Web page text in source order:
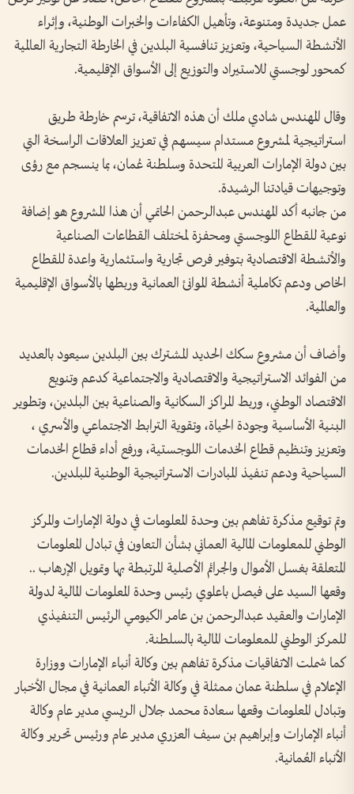
عمل جديدة ومتنوعة، وتأهيل الكفاءات والخبرات الوطنية، وإثراء
الأنشطة السياحية، وتعزيز تنافسية البلدين في الخارطة التجارية العالمية
كمحور لوجستي للاستيراد والتوزيع إلى الأسواق الإقليمية.
وقال المهندس شادي ملك أن هذه الاتفاقية، ترسم خارطة طريق
استراتيجية لمشروع مستدام سيسهم في تعزيز العلاقات الراسخة التي
بين دولة الإمارات العربية المتحدة وسلطنة عُمان، بما ينسجم مع رؤى
وتوجيهات قيادتنا الرشيدة.
من جانبه أكد المهندس عبدالرحمن الحاتمي أن هذا المشروع هو إضافة
نوعية للقطاع اللوجستي ومحفزة لمختلف القطاعات الصناعية
والأنشطة الاقتصادية بتوفير فرص تجارية واستثمارية واعدة للقطاع
الخاص ودعم تكاملية أنشطة الموانئ العمانية وربطها بالأسواق الإقليمية
والعالمية.
وأضاف أن مشروع سكك الحديد المشترك بين البلدين سيعود بالعديد
من الفوائد الاستراتيجية والاقتصادية والاجتماعية كدعم وتنويع
الاقتصاد الوطني، وربط المراكز السكانية والصناعية بين البلدين، وتطوير
البنية الأساسية وجودة الحياة، وتقوية الترابط الاجتماعي والأسري ،
وتعزيز وتنظيم قطاع الخدمات اللوجستية، ورفع أداء قطاع الخدمات
السياحية ودعم تنفيذ المبادرات الاستراتيجية الوطنية للبلدين.
وتم توقيع مذكرة تفاهم بين وحدة المعلومات في دولة الإمارات والمركز
الوطني للمعلومات المالية العماني بشأن التعاون في تبادل المعلومات
المتعلقة بغسل الأموال والجرائم الأصلية المرتبطة بها وتمويل الإرهاب ..
وقعها السيد على فيصل باعلوي رئيس وحدة المعلومات المالية لدولة
الإمارات والعقيد عبدالرحمن بن عامر الكيومي الرئيس التنفيذي
للمركز الوطني للمعلومات المالية بالسلطنة.
كما شملت الاتفاقيات مذكرة تفاهم بين وكالة أنباء الإمارات ووزارة
الإعلام في سلطنة عمان ممثلة في وكالة الأنباء العمانية في مجال الأخبار
وتبادل المعلومات وقعها سعادة محمد جلال الريسي مدير عام وكالة
أنباء الإمارات وإبراهيم بن سيف العزري مدير عام ورئيس تحرير وكالة
الأنباء العُمانية.